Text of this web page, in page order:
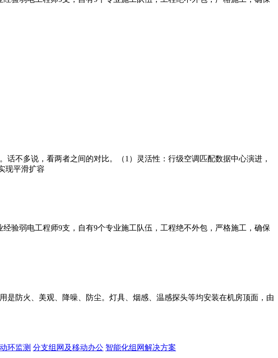
不多说，看两者之间的对比。（1）灵活性：行级空调匹配数据中心演进，
现平滑扩容
验弱电工程师9支，自有9个专业施工队伍，工程绝不外包，严格施工，确保
防火、美观、降噪、防尘。灯具、烟感、温感探头等均安装在机房顶面，由
环监测 分支组网及移动办公 智能化组网解决方案